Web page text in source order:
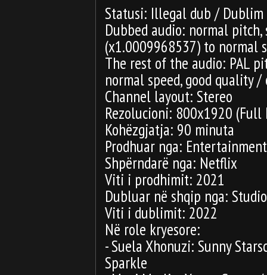
Statusi: Illegal dub /
Dubbed audio: normal
(x1.0009968537) to normal
The rest of the audio: PAL
normal speed, good quality
Channel layout: Stereo
Rezolucioni: 800x1920 (Full
Kohëzgjatja: 90 minuta
Prodhuar nga:
Shpërndarë nga: Netflix
Viti i prodhimit: 2021
Dubluar në shqip nga: Studio
Viti i dublimit: 2022
Në role kryesore:
- Suela Xhonuzi: Sunny
Sparkle